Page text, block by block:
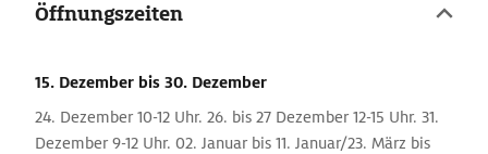
Öffnungszeiten
15. Dezember bis 30. Dezember
24. Dezember 10-12 Uhr. 26. bis 27 Dezember 12-15 Uhr. 31.
Dezember 9-12 Uhr. 02. Januar bis 11. Januar/23. März bis